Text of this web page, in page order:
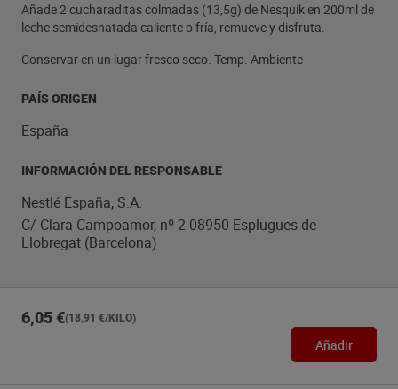
Añade 2 cucharaditas colmadas (13,5g) de Nesquik en 200ml de
leche semidesnatada caliente o fría, remueve y disfruta.
Conservar en un lugar fresco seco. Temp. Ambiente
PAÍS ORIGEN
España
INFORMACIÓN DEL RESPONSABLE
Nestlé España, S.A.
C/ Clara Campoamor, nº 2 08950 Esplugues de
Llobregat (Barcelona)
6,05 €(18,91 €/KILO)
Añadir